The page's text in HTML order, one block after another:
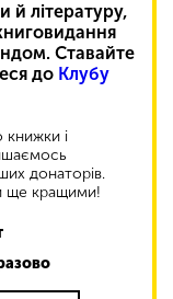
літературу,
Ставайте
до Клубу
і
донаторів.
ще кращими!